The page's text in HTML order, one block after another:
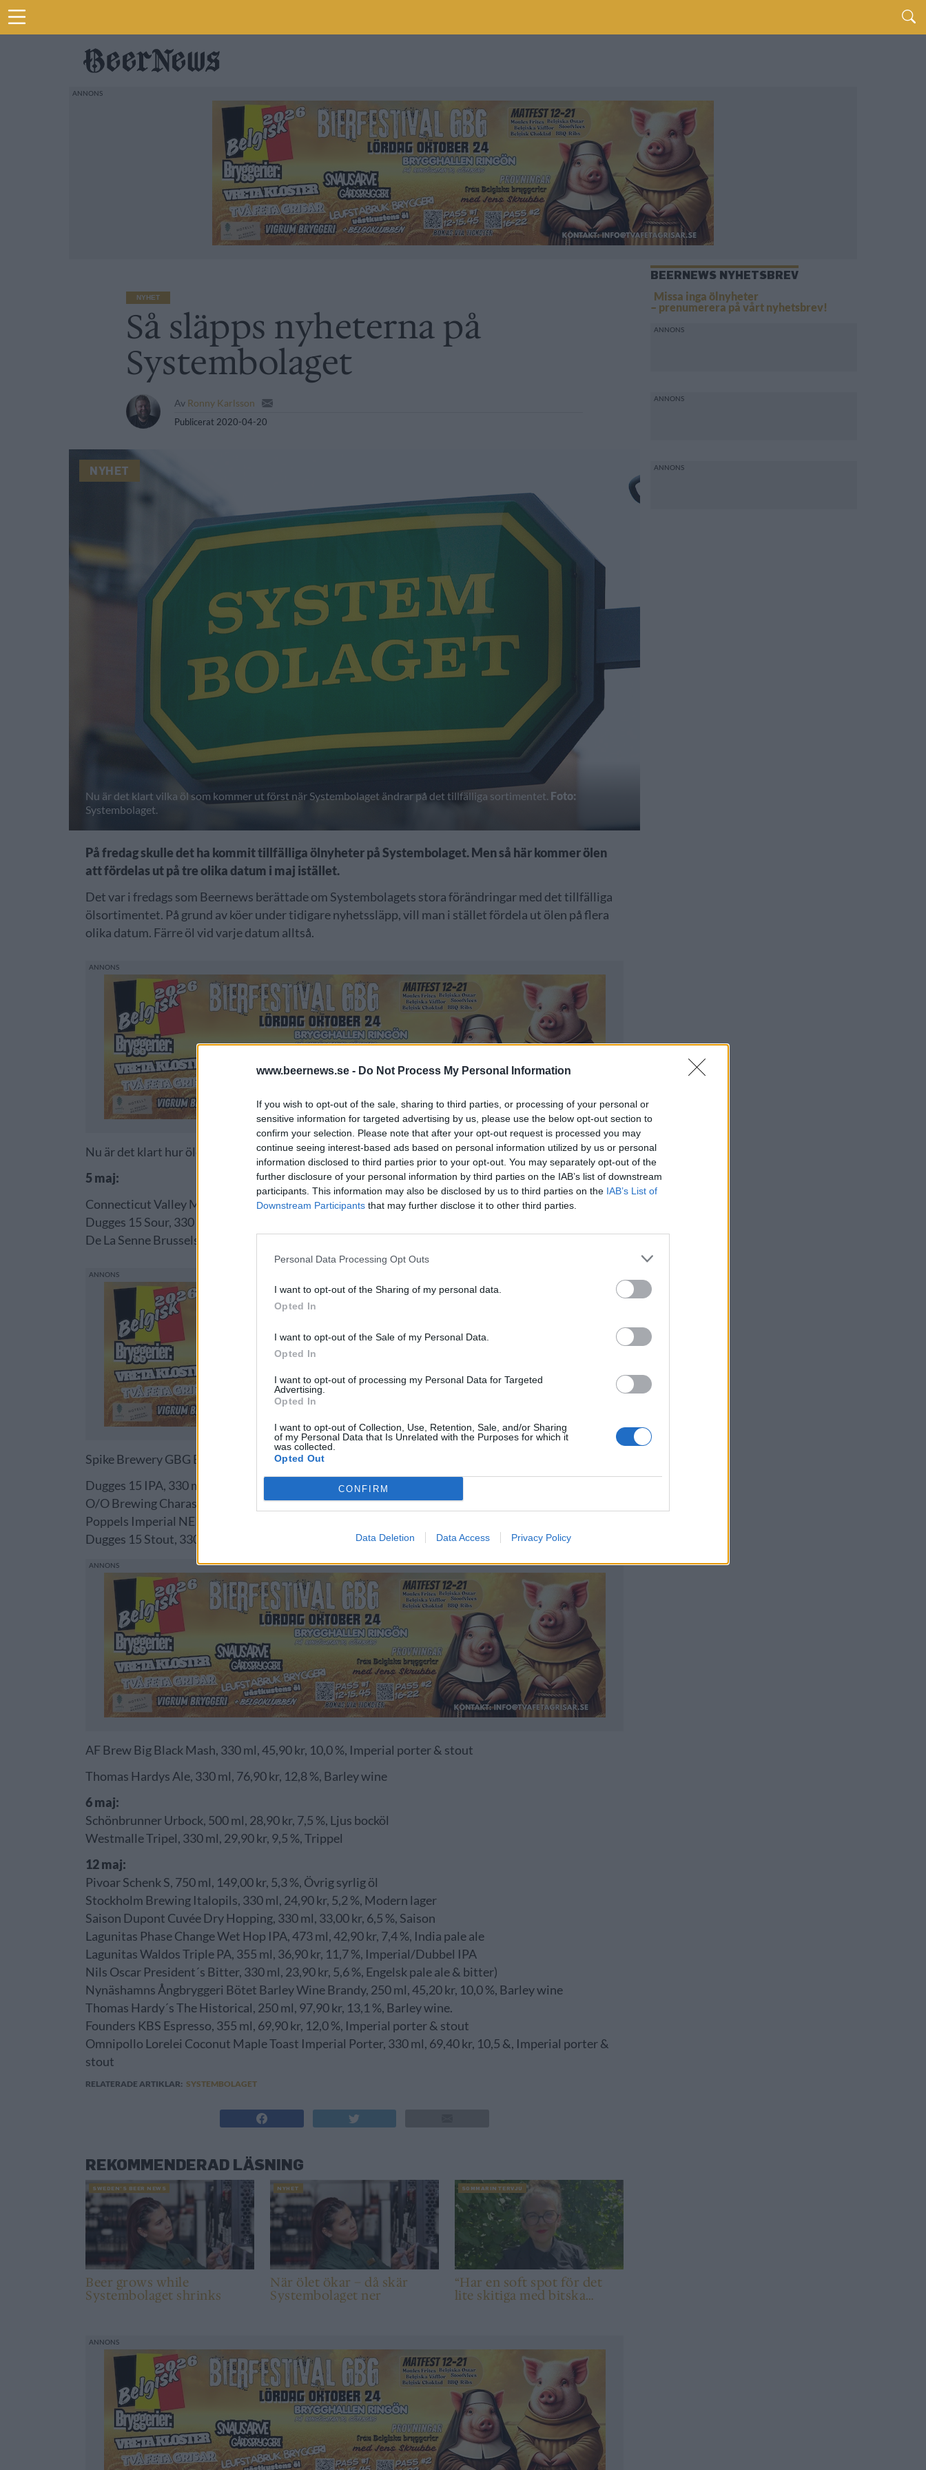
www.beernews.se - Do Not Process My Personal Information
If you wish to opt-out of the sale, sharing to third parties, or processing of your personal or
sensitive information for targeted advertising by us, please use the below opt-out section to
confirm your selection. Please note that after your opt-out request is processed you may
continue seeing interest-based ads based on personal information utilized by us or personal
information disclosed to third parties prior to your opt-out. You may separately opt-out of the
further disclosure of your personal information by third parties on the IAB’s list of downstream
participants. This information may also be disclosed by us to third parties on the IAB’s List of
Downstream Participants that may further disclose it to other third parties.
Personal Data Processing Opt Outs
I want to opt-out of the Sharing of my personal data.
Opted In
I want to opt-out of the Sale of my Personal Data.
Opted In
I want to opt-out of processing my Personal Data for Targeted
Advertising.
Opted In
I want to opt-out of Collection, Use, Retention, Sale, and/or Sharing
of my Personal Data that Is Unrelated with the Purposes for which it
was collected.
Opted Out
CONFIRM
Data Deletion Data Access Privacy Policy
NYHET
Så släpps nyheterna på
Systembolaget
Av Ronny Karlsson
Publicerat 2020-04-20
NYHET
Nu är det klart vilka öl som kommer ut först när Systembolaget ändrar på det tillfälliga sortimentet. Foto:
Systembolaget.
På fredag skulle det ha kommit tillfälliga ölnyheter på Systembolaget. Men så här kommer ölen
att fördelas ut på tre olika datum i maj istället.
Det var i fredags som Beernews berättade om Systembolagets stora förändringar med det tillfälliga
ölsortimentet. På grund av köer under tidigare nyhetssläpp, vill man i stället fördela ut ölen på flera
olika datum. Färre öl vid varje datum alltså.
Nu är det klart hur ölen som skulle ha släppts 24 april i stället kommer att lanseras.
5 maj:
Connecticut Valley Mackinaw Peach Sour, 473 ml, 46,90 kr, 5,5 %, Övrig syrlig öl
Dugges 15 Sour, 330 ml, 40,00 kr, 5,0 %, Övrig syrlig öl
De La Senne Brussels Calling, 330 ml, 35,90 kr, 6,5 %, Belgisk ljus ale
Spike Brewery GBG Beer Week 2020, 330 ml, 28,50 kr, 4,8 %, Amerikansk pale ale
Dugges 15 IPA, 330 ml, 40,00 kr, 7,4 %, India pale ale
O/O Brewing Charasmatico DIPA, 440 ml, 59,30 kr, 8,5 %, Imperial/Dubbel IPA
Poppels Imperial NEIPA, 330 ml, 31,90 kr, 7,0 %, Imperial/Dubbel IPA
Dugges 15 Stout, 330 ml, 60,00 kr, 15,0 %, Imperial porter & stout
AF Brew Big Black Mash, 330 ml, 45,90 kr, 10,0 %, Imperial porter & stout
Thomas Hardys Ale, 330 ml, 76,90 kr, 12,8 %, Barley wine
6 maj:
Schönbrunner Urbock, 500 ml, 28,90 kr, 7,5 %, Ljus bocköl
Westmalle Tripel, 330 ml, 29,90 kr, 9,5 %, Trippel
12 maj:
Pivoar Schenk S, 750 ml, 149,00 kr, 5,3 %, Övrig syrlig öl
Stockholm Brewing Italopils, 330 ml, 24,90 kr, 5,2 %, Modern lager
Saison Dupont Cuvée Dry Hopping, 330 ml, 33,00 kr, 6,5 %, Saison
Lagunitas Phase Change Wet Hop IPA, 473 ml, 42,90 kr, 7,4 %, India pale ale
Lagunitas Waldos Triple PA, 355 ml, 36,90 kr, 11,7 %, Imperial/Dubbel IPA
Nils Oscar President´s Bitter, 330 ml, 23,90 kr, 5,6 %, Engelsk pale ale & bitter)
Nynäshamns Ångbryggeri Bötet Barley Wine Brandy, 250 ml, 45,20 kr, 10,0 %, Barley wine
Thomas Hardy´s The Historical, 250 ml, 97,90 kr, 13,1 %, Barley wine.
Founders KBS Espresso, 355 ml, 69,90 kr, 12,0 %, Imperial porter & stout
Omnipollo Lorelei Coconut Maple Toast Imperial Porter, 330 ml, 69,40 kr, 10,5 &, Imperial porter &
stout
RELATERADE ARTIKLAR: SYSTEMBOLAGET
REKOMMENDERAD LÄSNING
SWEDEN’S BEER NEWS
Beer grows while
Systembolaget shrinks
NYHET
När ölet ökar – då skär
Systembolaget ner
SOMMARINTERVJU
“Har en soft spot för det
lite skitiga med bitska
BEERNEWS NYHETSBREV
Missa inga ölnyheter
– prenumerera på vårt nyhetsbrev!